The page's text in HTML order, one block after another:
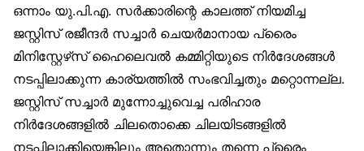
ഒന്നാം യു.പി.എ. സർക്കാരിന്റെ കാലത്ത് നിയമിച്ച
ജസ്റ്റിസ് രജീന്ദർ സച്ചാർ ചെയർമാനായ പ്രൈം
മിനിസ്റ്റേഴ്‌സ് ഹൈലെവൽ കമ്മിറ്റിയുടെ നിർദേശങ്ങൾ
നടപ്പിലാക്കുന്ന കാര്യത്തിൽ സംഭവിച്ചതും മറ്റൊന്നല്ല.
ജസ്റ്റിസ് സച്ചാർ മുന്നോച്ചുവെച്ച പരിഹാര
നിർദേശങ്ങളിൽ ചിലതൊക്കെ ചിലയിടങ്ങളിൽ
നടപ്പിലാക്കിയെങ്കിലും അതൊന്നും തന്നെ പ്രൈം